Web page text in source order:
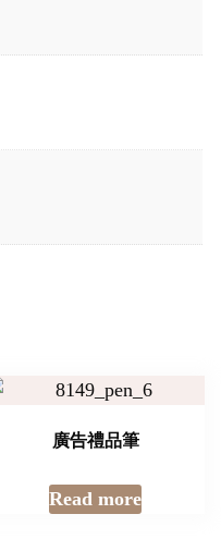
廣告禮品筆
Read more